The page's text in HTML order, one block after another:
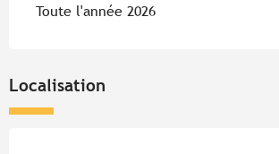
Toute l'année 2026
Localisation